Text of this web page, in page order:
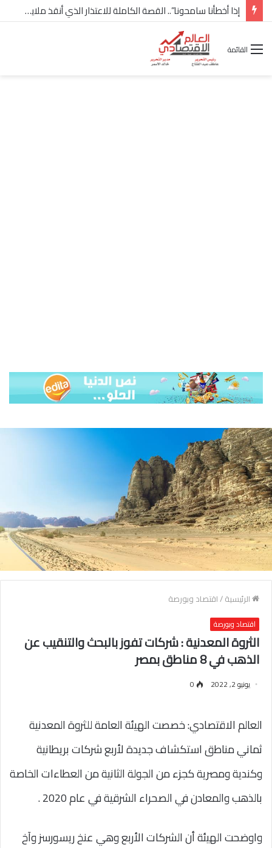
إذا أخطأنا سامحونا”.. القصة الكاملة للاعتذار الذي أنقذ ملايين “إعمار” في الساحل الشمالي
القائمة
الرئيسية/اقتصاد وبورصة
اقتصاد وبورصة
الثروة المعدنية : شركات تفوز بالبحث والتنقيب عن
الذهب في 8 مناطق بمصر
يونيو 2, 2022 0
العالم الاقتصادي: خصصت الهيئة العامة للثروة المعدنية
ثماني مناطق استكشاف جديدة لأربع شركات بريطانية
وكندية ومصرية كجزء من الجولة الثانية من العطاءات الخاصة
بالذهب والمعادن في الصحراء الشرقية في عام 2020 .
واوضحت الهيئة أن الشركات الأربع وهي عنخ ريسورسز وآخ